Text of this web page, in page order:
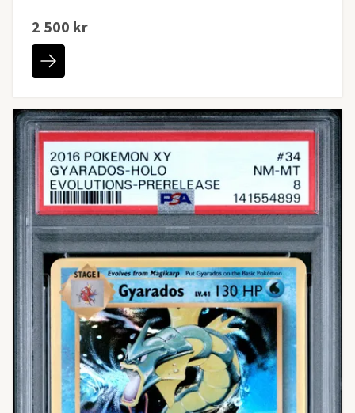
2 500 kr